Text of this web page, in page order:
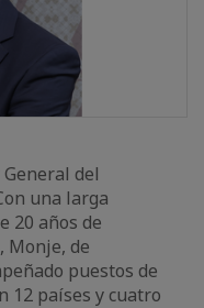
del
una larga
20 años de
Monje, de
puestos de
12 países y cuatro